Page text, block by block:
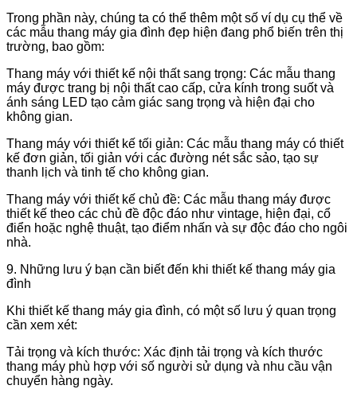
Trong phần này, chúng ta có thể thêm một số ví dụ cụ thể về
các mẫu thang máy gia đình đẹp hiện đang phổ biến trên thị
trường, bao gồm:
Thang máy với thiết kế nội thất sang trọng: Các mẫu thang
máy được trang bị nội thất cao cấp, cửa kính trong suốt và
ánh sáng LED tạo cảm giác sang trọng và hiện đại cho
không gian.
Thang máy với thiết kế tối giản: Các mẫu thang máy có thiết
kế đơn giản, tối giản với các đường nét sắc sảo, tạo sự
thanh lịch và tinh tế cho không gian.
Thang máy với thiết kế chủ đề: Các mẫu thang máy được
thiết kế theo các chủ đề độc đáo như vintage, hiện đại, cổ
điển hoặc nghệ thuật, tạo điểm nhấn và sự độc đáo cho ngôi
nhà.
9. Những lưu ý bạn cần biết đến khi thiết kế thang máy gia
đình
Khi thiết kế thang máy gia đình, có một số lưu ý quan trọng
cần xem xét:
Tải trọng và kích thước: Xác định tải trọng và kích thước
thang máy phù hợp với số người sử dụng và nhu cầu vận
chuyển hàng ngày.